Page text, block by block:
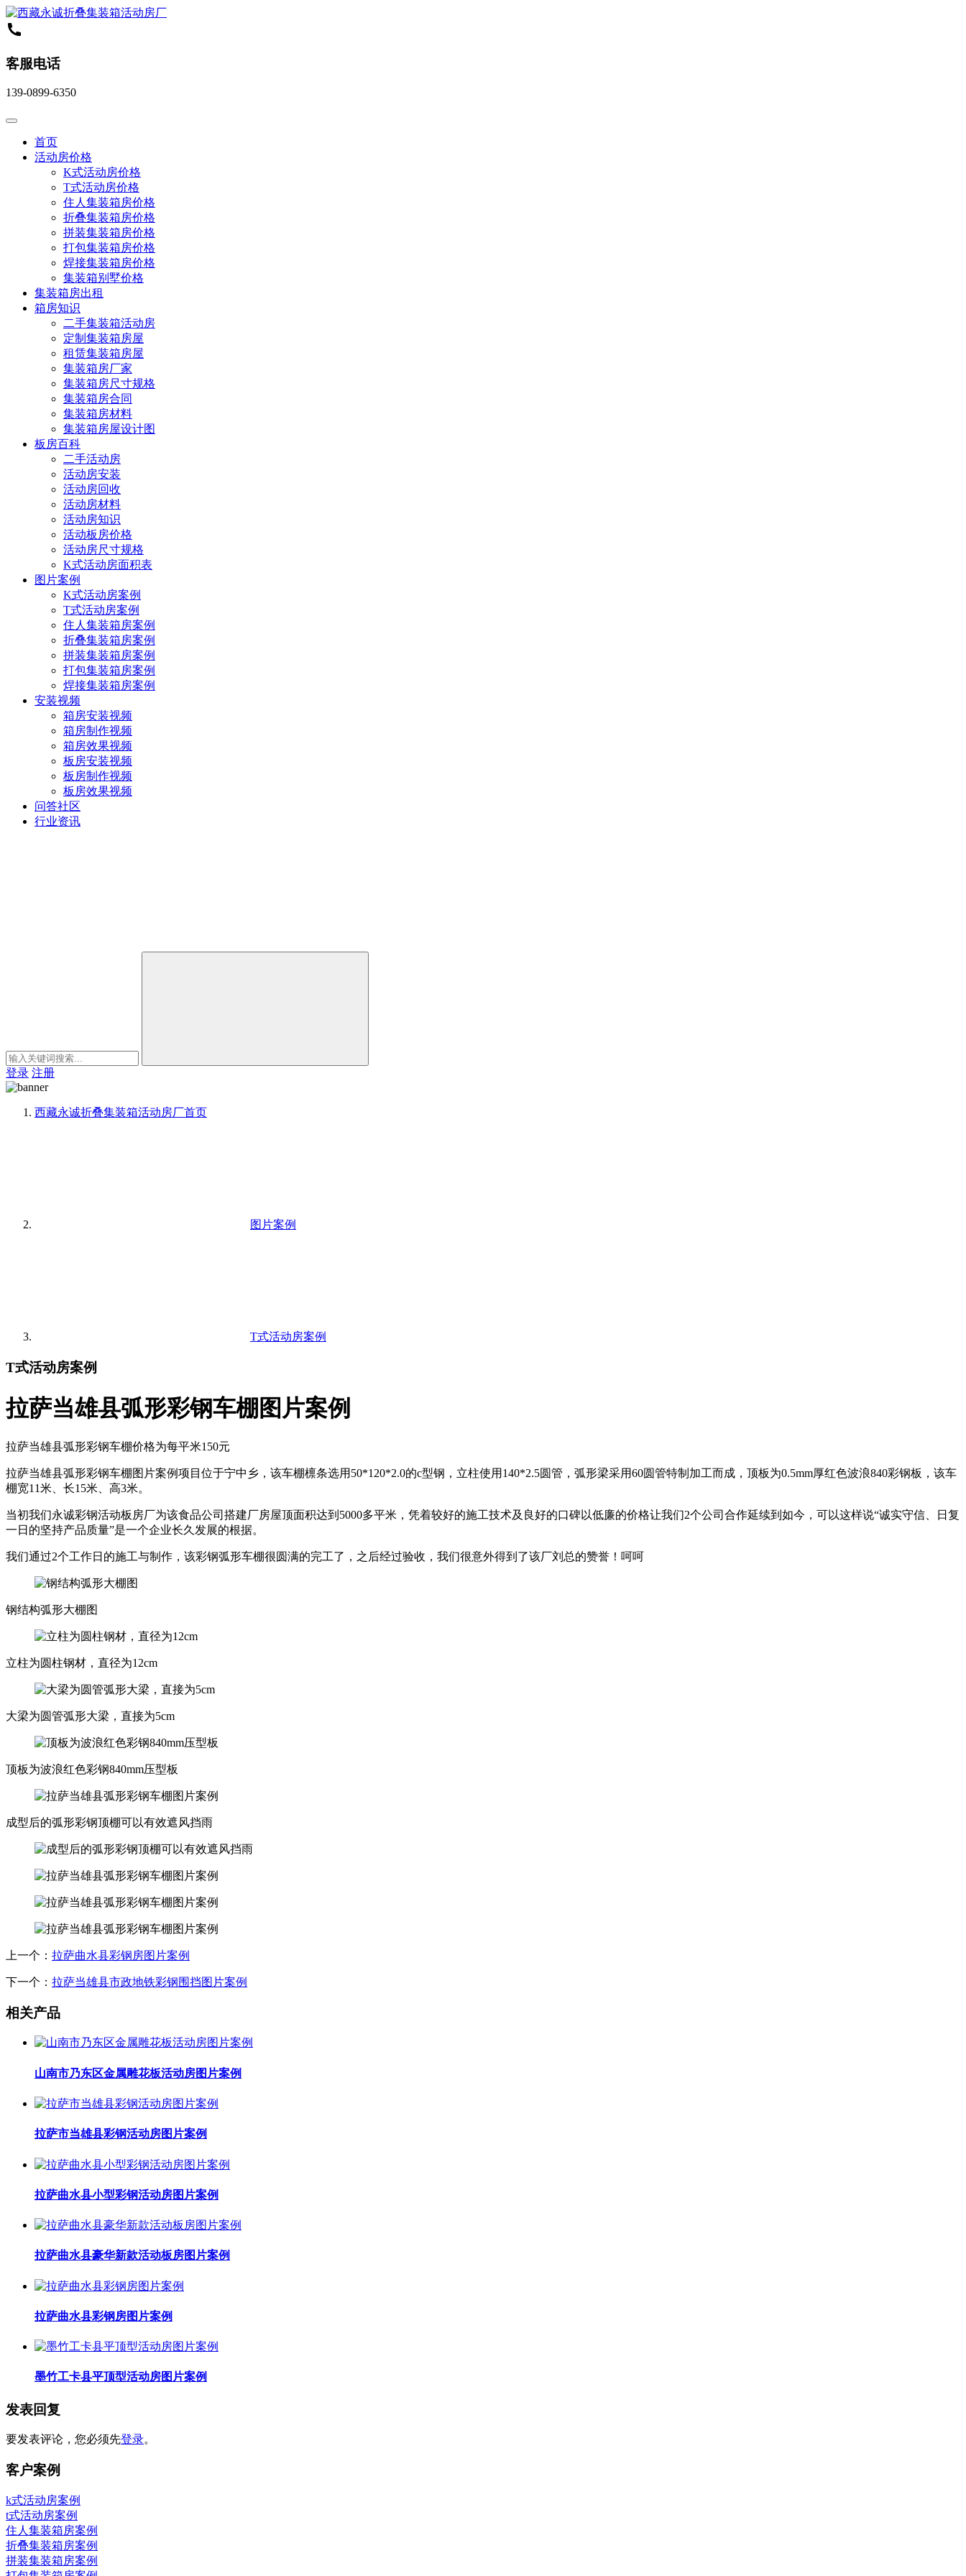
客服电话
139-0899-6350
首页
活动房价格
K式活动房价格
T式活动房价格
住人集装箱房价格
折叠集装箱房价格
拼装集装箱房价格
打包集装箱房价格
焊接集装箱房价格
集装箱别墅价格
集装箱房出租
箱房知识
二手集装箱活动房
定制集装箱房屋
租赁集装箱房屋
集装箱房厂家
集装箱房尺寸规格
集装箱房合同
集装箱房材料
集装箱房屋设计图
板房百科
二手活动房
活动房安装
活动房回收
活动房材料
活动房知识
活动板房价格
活动房尺寸规格
K式活动房面积表
图片案例
K式活动房案例
T式活动房案例
住人集装箱房案例
折叠集装箱房案例
拼装集装箱房案例
打包集装箱房案例
焊接集装箱房案例
安装视频
箱房安装视频
箱房制作视频
箱房效果视频
板房安装视频
板房制作视频
板房效果视频
问答社区
行业资讯
登录 注册
西藏永诚折叠集装箱活动房厂首页
图片案例
T式活动房案例
T式活动房案例
拉萨当雄县弧形彩钢车棚图片案例
拉萨当雄县弧形彩钢车棚价格为每平米150元
拉萨当雄县弧形彩钢车棚图片案例项目位于宁中乡，该车棚檩条选用50*120*2.0的c型钢，立柱使用140*2.5圆管，弧形梁采用60圆管特制加工而成，顶板为0.5mm厚红色波浪840彩钢板，该车
棚宽11米、长15米、高3米。
当初我们永诚彩钢活动板房厂为该食品公司搭建厂房屋顶面积达到5000多平米，凭着较好的施工技术及良好的口碑以低廉的价格让我们2个公司合作延续到如今，可以这样说“诚实守信、日复
一日的坚持产品质量”是一个企业长久发展的根据。
我们通过2个工作日的施工与制作，该彩钢弧形车棚很圆满的完工了，之后经过验收，我们很意外得到了该厂刘总的赞誉！呵呵
钢结构弧形大棚图
立柱为圆柱钢材，直径为12cm
大梁为圆管弧形大梁，直接为5cm
顶板为波浪红色彩钢840mm压型板
成型后的弧形彩钢顶棚可以有效遮风挡雨
上一个： 拉萨曲水县彩钢房图片案例
下一个： 拉萨当雄县市政地铁彩钢围挡图片案例
相关产品
山南市乃东区金属雕花板活动房图片案例
拉萨市当雄县彩钢活动房图片案例
拉萨曲水县小型彩钢活动房图片案例
拉萨曲水县豪华新款活动板房图片案例
拉萨曲水县彩钢房图片案例
墨竹工卡县平顶型活动房图片案例
发表回复
要发表评论，您必须先登录。
客户案例
k式活动房案例
t式活动房案例
住人集装箱房案例
折叠集装箱房案例
拼装集装箱房案例